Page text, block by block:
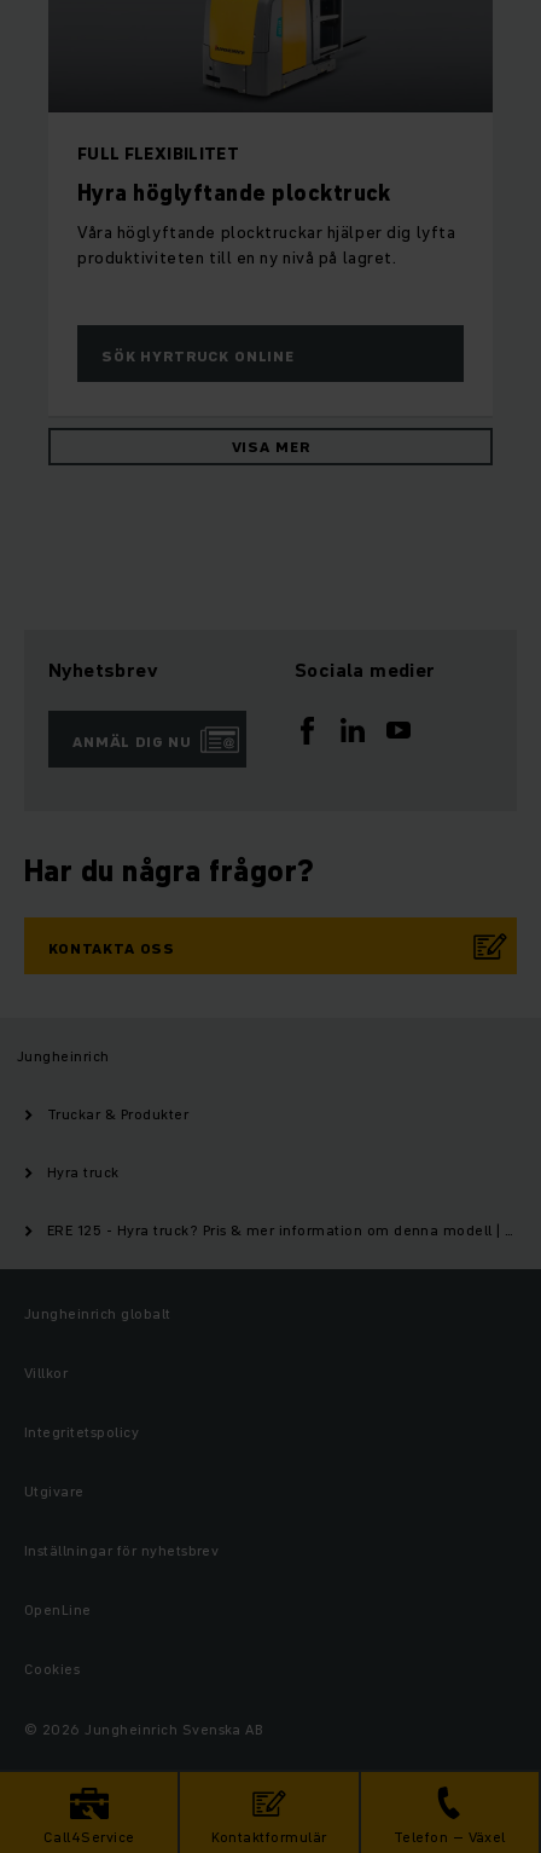
Call4Service Kontaktformulär Telefon – Växel
FULL FLEXIBILITET
Hyra höglyftande plocktruck
Våra höglyftande plocktruckar hjälper dig lyfta
produktiviteten till en ny nivå på lagret.
SÖK HYRTRUCK ONLINE
VISA MER
Nyhetsbrev
ANMÄL DIG NU
Sociala medier
Har du några frågor?
KONTAKTA OSS
Jungheinrich
Truckar & Produkter
Hyra truck
ERE 125 - Hyra truck? Pris & mer information om denna modell | Jungheinrich
Jungheinrich globalt
Villkor
Integritetspolicy
Utgivare
Inställningar för nyhetsbrev
OpenLine
Cookies
© 2026 Jungheinrich Svenska AB